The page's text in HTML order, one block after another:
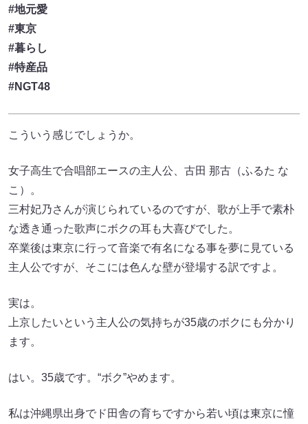
#地元愛
#東京
#暮らし
#特産品
#NGT48
こういう感じでしょうか。
女子高生で合唱部エースの主人公、古田 那古（ふるた な
こ）。
三村妃乃さんが演じられているのですが、歌が上手で素朴
な透き通った歌声にボクの耳も大喜びでした。
卒業後は東京に行って音楽で有名になる事を夢に見ている
主人公ですが、そこには色んな壁が登場する訳ですよ。
実は。
上京したいという主人公の気持ちが35歳のボクにも分かり
ます。
はい。35歳です。“ボク”やめます。
私は沖縄県出身でド田舎の育ちですから若い頃は東京に憧